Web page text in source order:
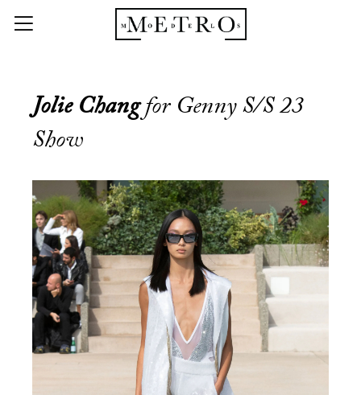
Jolie Changfor Genny S/S 23
Show